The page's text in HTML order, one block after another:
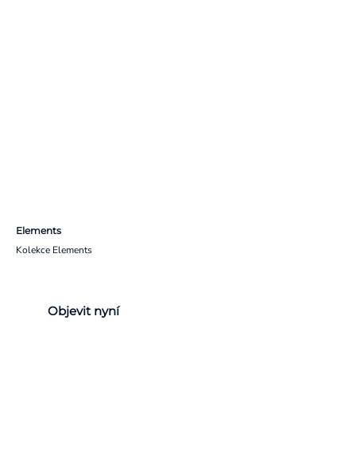
Elements
Kolekce Elements
Objevit nyní